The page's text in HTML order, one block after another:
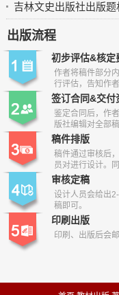
吉林文史出版社出版题
出版流程
初步评估&核定
作者将稿件部分
行评估，告知作
签订合同&交付
鉴定合同后，作
版社编辑对全部
稿件排版
稿件通过审核后
员对进行设计。
审核定稿
设计人员会给出
稿即可。
印刷出版
印刷、出版后会